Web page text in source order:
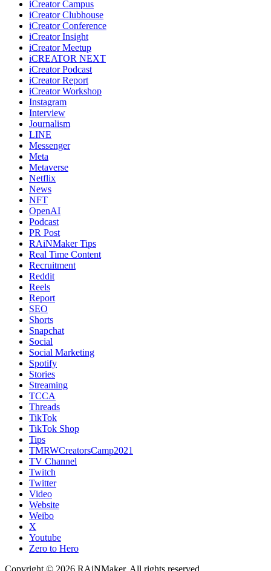
iCreator Campus
iCreator Clubhouse
iCreator Conference
iCreator Insight
iCreator Meetup
iCREATOR NEXT
iCreator Podcast
iCreator Report
iCreator Workshop
Instagram
Interview
Journalism
LINE
Messenger
Meta
Metaverse
Netflix
News
NFT
OpenAI
Podcast
PR Post
RAiNMaker Tips
Real Time Content
Recruitment
Reddit
Reels
Report
SEO
Shorts
Snapchat
Social
Social Marketing
Spotify
Stories
Streaming
TCCA
Threads
TikTok
TikTok Shop
Tips
TMRWCreatorsCamp2021
TV Channel
Twitch
Twitter
Video
Website
Weibo
X
Youtube
Zero to Hero
Copyright © 2026 RAiNMaker. All rights reserved.